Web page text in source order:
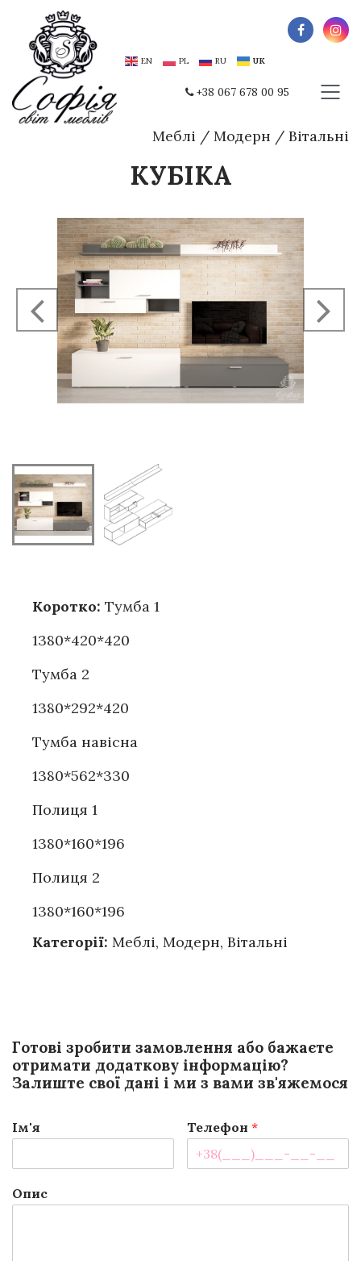
EN PL RU UK
+38 067 678 00 95
Меблі / Модерн / Вітальні
КУБІКА
Коротко: Тумба 1
1380*420*420
Тумба 2
1380*292*420
Тумба навісна
1380*562*330
Полиця 1
1380*160*196
Полиця 2
1380*160*196
Категорії: Меблі, Модерн, Вітальні
Готові зробити замовлення або бажаєте
отримати додаткову інформацію?
Залиште свої дані і ми з вами зв'яжемося
Ім'я Телефон*
Опис